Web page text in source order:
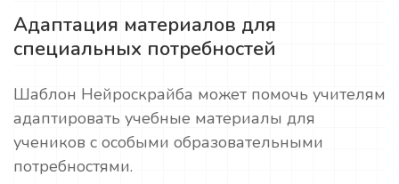
Адаптация материалов для
специальных потребностей
Шаблон Нейроскрайба может помочь учителям
адаптировать учебные материалы для
учеников с особыми образовательными
потребностями.